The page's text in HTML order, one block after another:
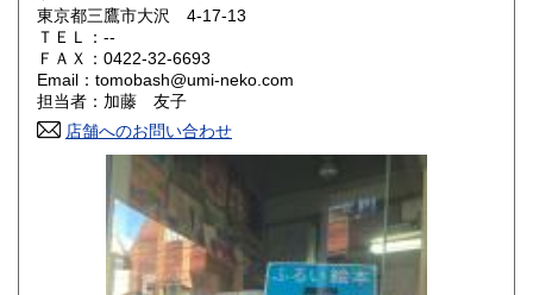
鳥取県 1,150円
岡山県 1,150円
山口県 1,150円
愛媛県
1,150円 福岡県
1,410円 長崎県
東京都三鷹市大沢 4-17-13
ＴＥＬ：--
ＦＡＸ：0422-32-6693
Email：tomobash@umi-neko.com
担当者：加藤 友子
店舗へのお問い合わせ